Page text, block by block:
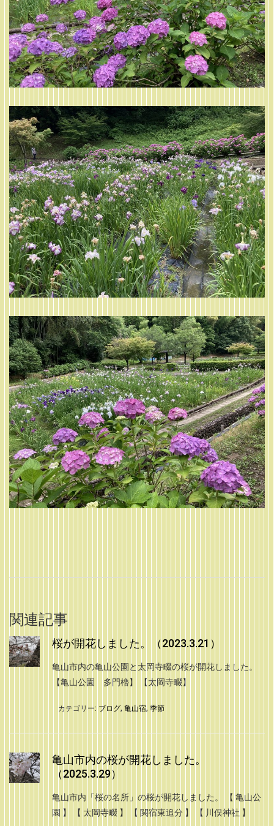
関連記事
桜が開花しました。（2023.3.21）
亀山市内の亀山公園と太岡寺畷の桜が開花しました。
【亀山公園 多門櫓】 【太岡寺畷】
カテゴリー: ブログ, 亀山宿, 季節
亀山市内の桜が開花しました。
（2025.3.29）
亀山市内「桜の名所」の桜が開花しました。 【 亀山公
園 】 【 太岡寺畷 】 【 関宿東追分 】 【 川俣神社 】